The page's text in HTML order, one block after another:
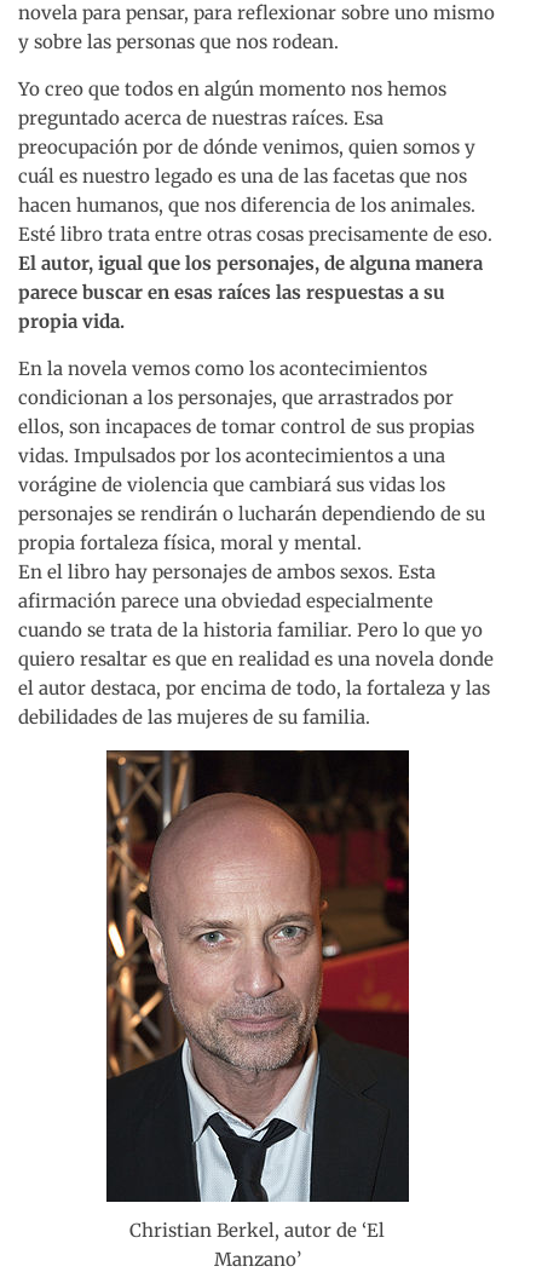
novela para pensar, para reflexionar sobre uno mismo
y sobre las personas que nos rodean.
Yo creo que todos en algún momento nos hemos
preguntado acerca de nuestras raíces. Esa
preocupación por de dónde venimos, quien somos y
cuál es nuestro legado es una de las facetas que nos
hacen humanos, que nos diferencia de los animales.
Esté libro trata entre otras cosas precisamente de eso.
El autor, igual que los personajes, de alguna manera
parece buscar en esas raíces las respuestas a su
propia vida.
En la novela vemos como los acontecimientos
condicionan a los personajes, que arrastrados por
ellos, son incapaces de tomar control de sus propias
vidas. Impulsados por los acontecimientos a una
vorágine de violencia que cambiará sus vidas los
personajes se rendirán o lucharán dependiendo de su
propia fortaleza física, moral y mental.
En el libro hay personajes de ambos sexos. Esta
afirmación parece una obviedad especialmente
cuando se trata de la historia familiar. Pero lo que yo
quiero resaltar es que en realidad es una novela donde
el autor destaca, por encima de todo, la fortaleza y las
debilidades de las mujeres de su familia.
Christian Berkel, autor de ‘El
Manzano’